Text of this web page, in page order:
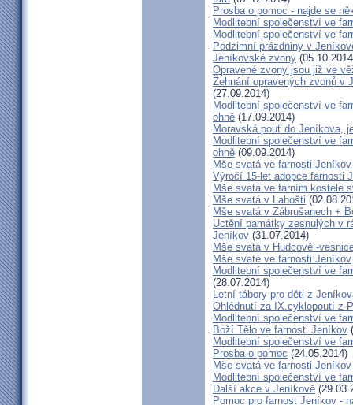
Prosba o pomoc - najde se
Modlitební společenství ve
Modlitební společenství ve
Podzimní prázdniny v
Jeníkovské zvony
Opravené zvony jsou již ve
Žehnání opravených zvonů v
(27.09.2014)
Modlitební společenství ve
ohně (17.09.2014)
Moravská pouť do Jeníkova,
Modlitební společenství ve
ohně (09.09.2014)
Mše svatá ve farnosti
Výročí 15-let adopce farnosti
Mše svatá ve farním kostele
Mše svatá v Lahošti
Mše svatá v Zábrušanech +
Uctění památky zesnulých v
Jeníkov (31.07.2014)
Mše svatá v Hudcově -
Mše svaté ve farnosti Jeníkov
Modlitební společenství ve
(28.07.2014)
Letní tábory pro děti z
Ohlédnutí za IX.cyklopoutí z
Modlitební společenství ve
Boží Tělo ve farnosti Jeníkov
Modlitební společenství ve
Prosba o pomoc (24.05.2014)
Mše svatá ve farnosti Jeníkov
Modlitební společenství ve
Další akce v Jeníkově
Pomoc pro farnost Jeníkov -